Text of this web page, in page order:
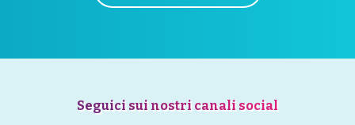
Seguici sui nostri canali social